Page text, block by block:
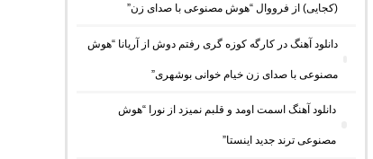
(کجایی) از فرووال “هوش مصنوعی با صدای زن”
دانلود آهنگ در کارگه کوزه گری رفتم دوش از آریانا “هوش
مصنوعی با صدای زن خیام خوانی بوشهری”
دانلود آهنگ اسمت اومد و قلبم نمیزد از نورا “هوش
مصنوعی ترند جدید اینستا”